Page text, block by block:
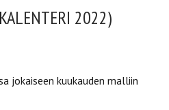
2022)
jokaiseen kuukauden malliin